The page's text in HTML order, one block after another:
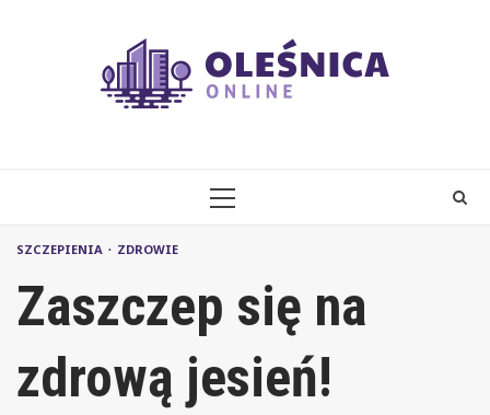
PRIMARY
SZCZEPIENIA ZDROWIE
Zaszczep się na
zdrową jesień!